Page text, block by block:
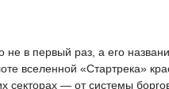
не в первый раз, а его
вселенной «Стартрека»
секторах — от системы